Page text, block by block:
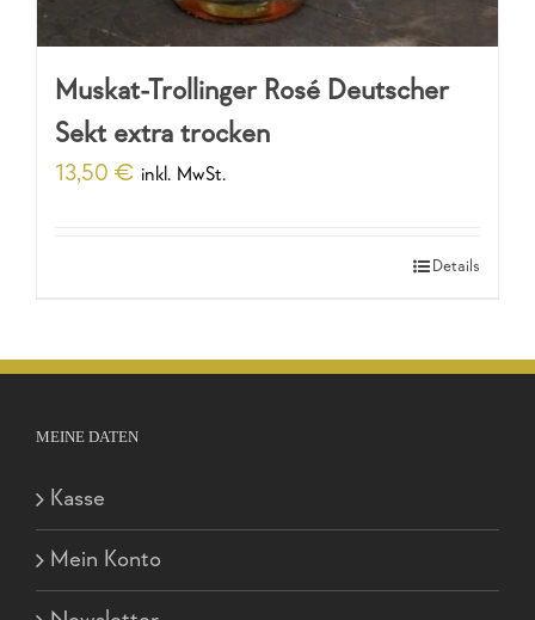
Muskat-Trollinger Rosé Deutscher
Sekt extra trocken
13,50 € inkl. MwSt.
Details
MEINE DATEN
Kasse
Mein Konto